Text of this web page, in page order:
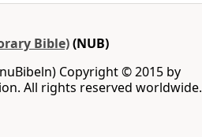
Bible)(NUB)
Copyright © 2015 by
All rights reserved worldwide.